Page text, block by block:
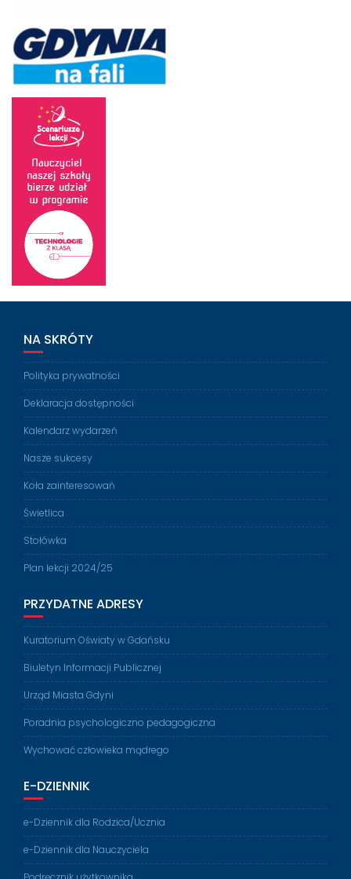
NA SKRÓTY
Polityka prywatności
Deklaracja dostępności
Kalendarz wydarzeń
Nasze sukcesy
Koła zainteresowań
Świetlica
Stołówka
Plan lekcji 2024/25
PRZYDATNE ADRESY
Kuratorium Oświaty w Gdańsku
Biuletyn Informacji Publicznej
Urząd Miasta Gdyni
Poradnia psychologiczno pedagogiczna
Wychować człowieka mądrego
E-DZIENNIK
e-Dziennik dla Rodzica/Ucznia
e-Dziennik dla Nauczyciela